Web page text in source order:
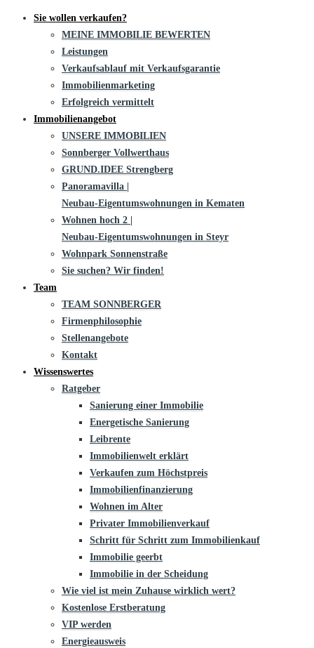
Sie wollen verkaufen?
MEINE IMMOBILIE BEWERTEN
Leistungen
Verkaufsablauf mit Verkaufsgarantie
Immobilienmarketing
Erfolgreich vermittelt
Immobilienangebot
UNSERE IMMOBILIEN
Sonnberger Vollwerthaus
GRUND.IDEE Strengberg
Panoramavilla |
Neubau-Eigentums­­wohnungen in Kematen
Wohnen hoch 2 |
Neubau-Eigentumswohnungen in Steyr
Wohnpark Sonnenstraße
Sie suchen? Wir finden!
Team
TEAM SONNBERGER
Firmenphilosophie
Stellenangebote
Kontakt
Wissenswertes
Ratgeber
Sanierung einer Immobilie
Energetische Sanierung
Leibrente
Immobilienwelt erklärt
Verkaufen zum Höchstpreis
Immobilienfinanzierung
Wohnen im Alter
Privater Immobilienverkauf
Schritt für Schritt zum Immobilienkauf
Immobilie geerbt
Immobilie in der Scheidung
Wie viel ist mein Zuhause wirklich wert?
Kostenlose Erstberatung
VIP werden
Energieausweis